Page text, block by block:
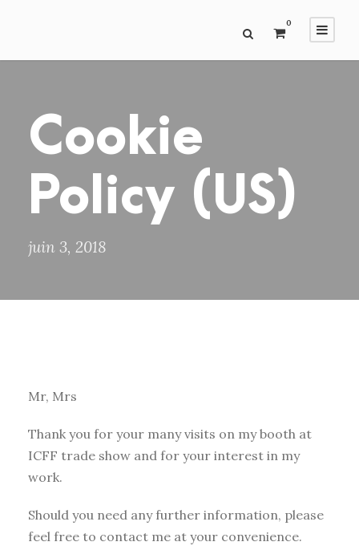
0
Cookie
Policy (US)
juin 3, 2018
Mr, Mrs
Thank you for your many visits on my booth at
ICFF trade show and for your interest in my
work.
Should you need any further information, please
feel free to contact me at your convenience.